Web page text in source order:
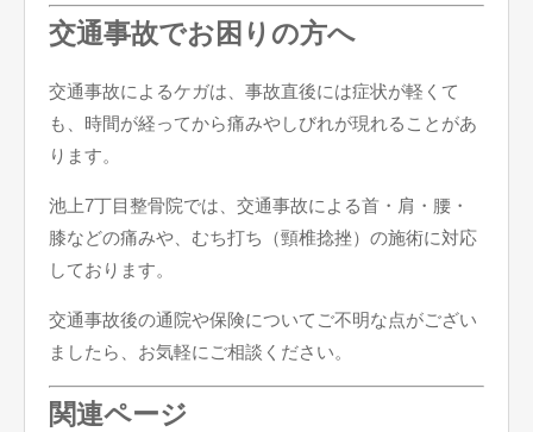
交通事故でお困りの方へ
交通事故によるケガは、事故直後には症状が軽くて
も、時間が経ってから痛みやしびれが現れることがあ
ります。
池上7丁目整骨院では、交通事故による首・肩・腰・
膝などの痛みや、むち打ち（頸椎捻挫）の施術に対応
しております。
交通事故後の通院や保険についてご不明な点がござい
ましたら、お気軽にご相談ください。
関連ページ